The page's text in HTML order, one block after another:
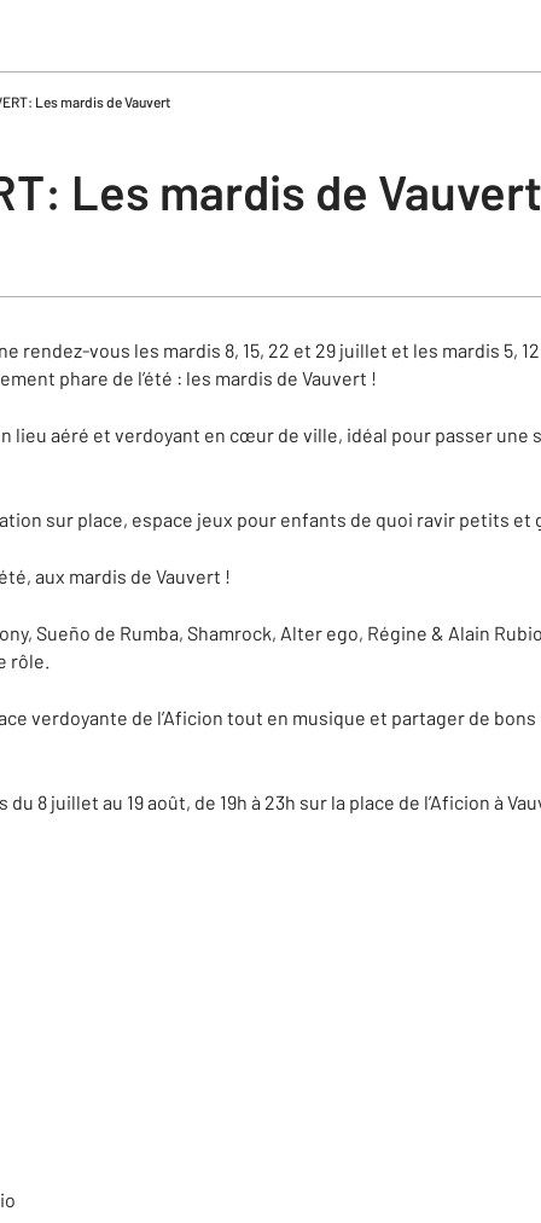
Les mardis de Vauvert
Les mardis de Vauvert
rendez-vous les mardis 8, 15, 22 et 29 juillet et les mardis 5,
phare de l’été : les mardis de Vauvert !
lieu aéré et verdoyant en cœur de ville, idéal pour passer une
sur place, espace jeux pour enfants de quoi ravir petits et
aux mardis de Vauvert !
Sueño de Rumba, Shamrock, Alter ego, Régine & Alain
rôle.
verdoyante de l’Aficion tout en musique et partager de
8 juillet au 19 août, de 19h à 23h sur la place de l’Aficion à